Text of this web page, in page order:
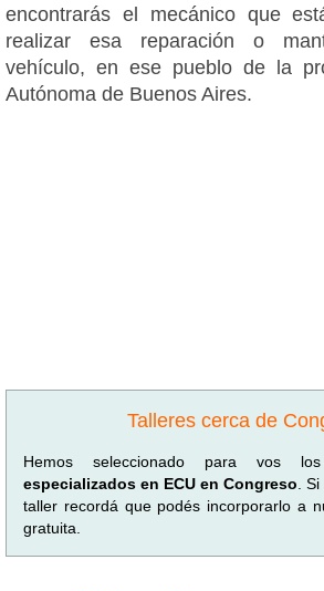
encontrarás el mecánico que
realizar esa reparación o
vehículo, en ese pueblo de la
Autónoma de Buenos Aires.
Talleres cerca de
Hemos seleccionado para vos
especializados en ECU en Congreso .
taller recordá que podés incorporarlo a
gratuita.